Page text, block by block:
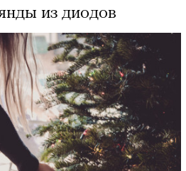
из диодов